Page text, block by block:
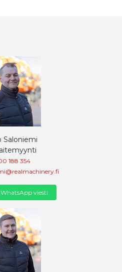
Saloniemi
188 354
viesti